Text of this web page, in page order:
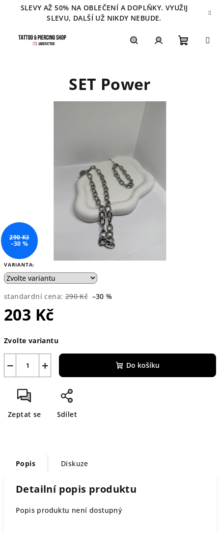
SLEVY AŽ 50% NA OBLEČENÍ A DOPLŇKY. VYUŽIJ
SLEVU, DALŠÍ UŽ NIKDY NEBUDE.
VARIANTA:
standardní cena: 290 Kč –30 %
203 Kč
cena:
Zvolte variantu
+
− Do košíku
Zeptat se Sdílet
SET Power
290 Kč
–30 %
Popis Diskuze
Detailní popis produktu
Popis produktu není dostupný